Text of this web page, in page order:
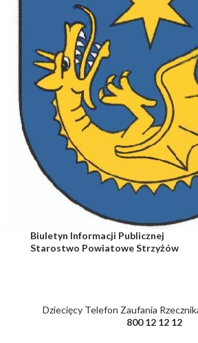
Biuletyn Informacji Publicznej
Starostwo Powiatowe Strzyżów
Dziecięcy Telefon Zaufania
800 12 12 12